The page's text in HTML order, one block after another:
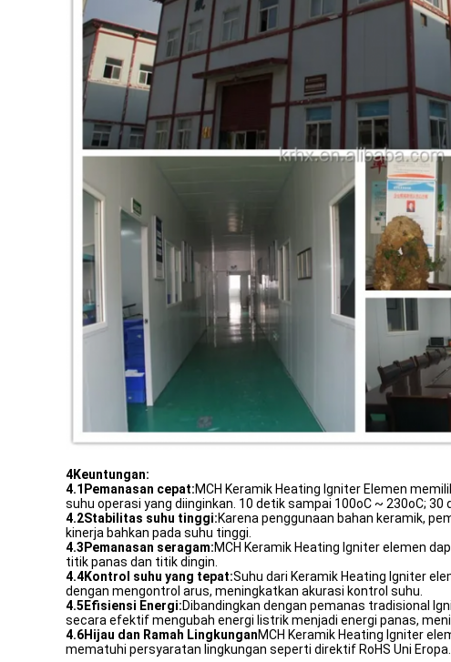
4Keuntungan:
4.1 Pemanasan cepat:MCH Keramik Heating Igniter Elemen
suhu operasi yang diinginkan. 10 detik sampai 100oC ~ 230oC; 30
4.2Stabilitas suhu tinggi:Karena penggunaan bahan keramik,
kinerja bahkan pada suhu tinggi.
4.3 Pemanasan seragam:MCH Keramik Heating Igniter elemen
titik panas dan titik dingin.
4.4Kontrol suhu yang tepat:Suhu dari Keramik Heating Igniter
dengan mengontrol arus, meningkatkan akurasi kontrol suhu.
4.5 Efisiensi Energi:Dibandingkan dengan pemanas tradisional
secara efektif mengubah energi listrik menjadi energi panas,
4.6Hijau dan Ramah LingkunganMCH Keramik Heating Igniter
mematuhi persyaratan lingkungan seperti direktif RoHS Uni Eropa.